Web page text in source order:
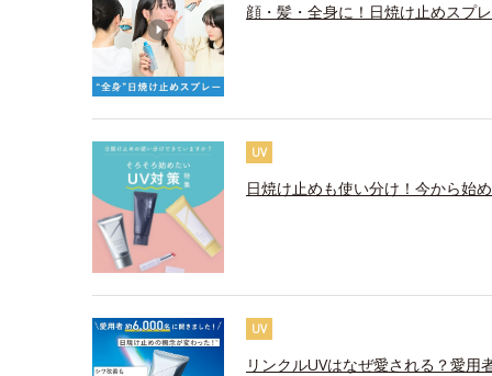
顔・髪・全身に！日焼け止めスプ
UV
日焼け止めも使い分け！今から始
UV
リンクルUVはなぜ愛される？愛